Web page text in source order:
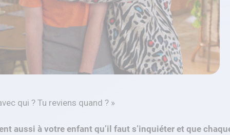
qui ? Tu reviens quand ? »
aussi à votre enfant qu’il faut s’inquiéter et que